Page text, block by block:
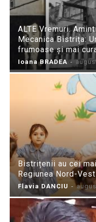
ALTE Vremuri.
Mecanica Bistrița:
frumoase și mai
Ioana BRADEA -
Bistrițenii au cei
Regiunea Nord-Vest
Flavia DANCIU -